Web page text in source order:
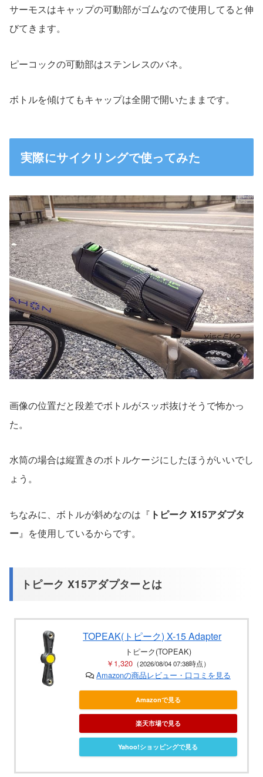
サーモスはキャップの可動部がゴムなので使用してると伸
びてきます。
ピーコックの可動部はステンレスのバネ。
ボトルを傾けてもキャップは全開で開いたままです。
実際にサイクリングで使ってみた
画像の位置だと段差でボトルがスッポ抜けそうで怖かっ
た。
水筒の場合は縦置きのボトルケージにしたほうがいいでし
ょう。
ちなみに、ボトルが斜めなのは『 トピーク X15アダプタ
ー』を使用しているからです。
トピーク X15アダプターとは
TOPEAK(トピーク) X-15 Adapter
トピーク(TOPEAK)
￥1,320（2026/08/04 07:38時点）
Amazonの商品レビュー・口コミを見る
Amazonで見る
楽天市場で見る
Yahoo!ショッピングで見る